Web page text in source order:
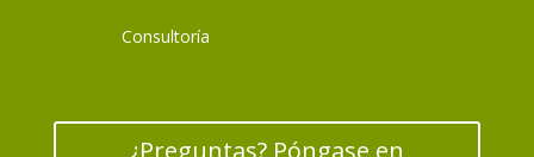
Consultoría
¿Preguntas? Póngase en